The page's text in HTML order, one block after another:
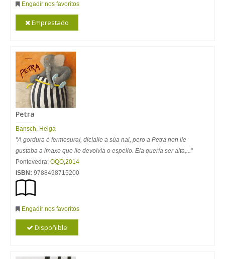
Engadir nos favoritos
Emprestado
Petra
Bansch, Helga
"A gordura é fermosura!, dicíalle a súa nai, pero a Petra non lle
gustaba a imaxe que lle devolvía o espello. Ela quería ser alta,..."
Pontevedra: OQO,2014
ISBN: 9788498715200
Engadir nos favoritos
Dispoñible